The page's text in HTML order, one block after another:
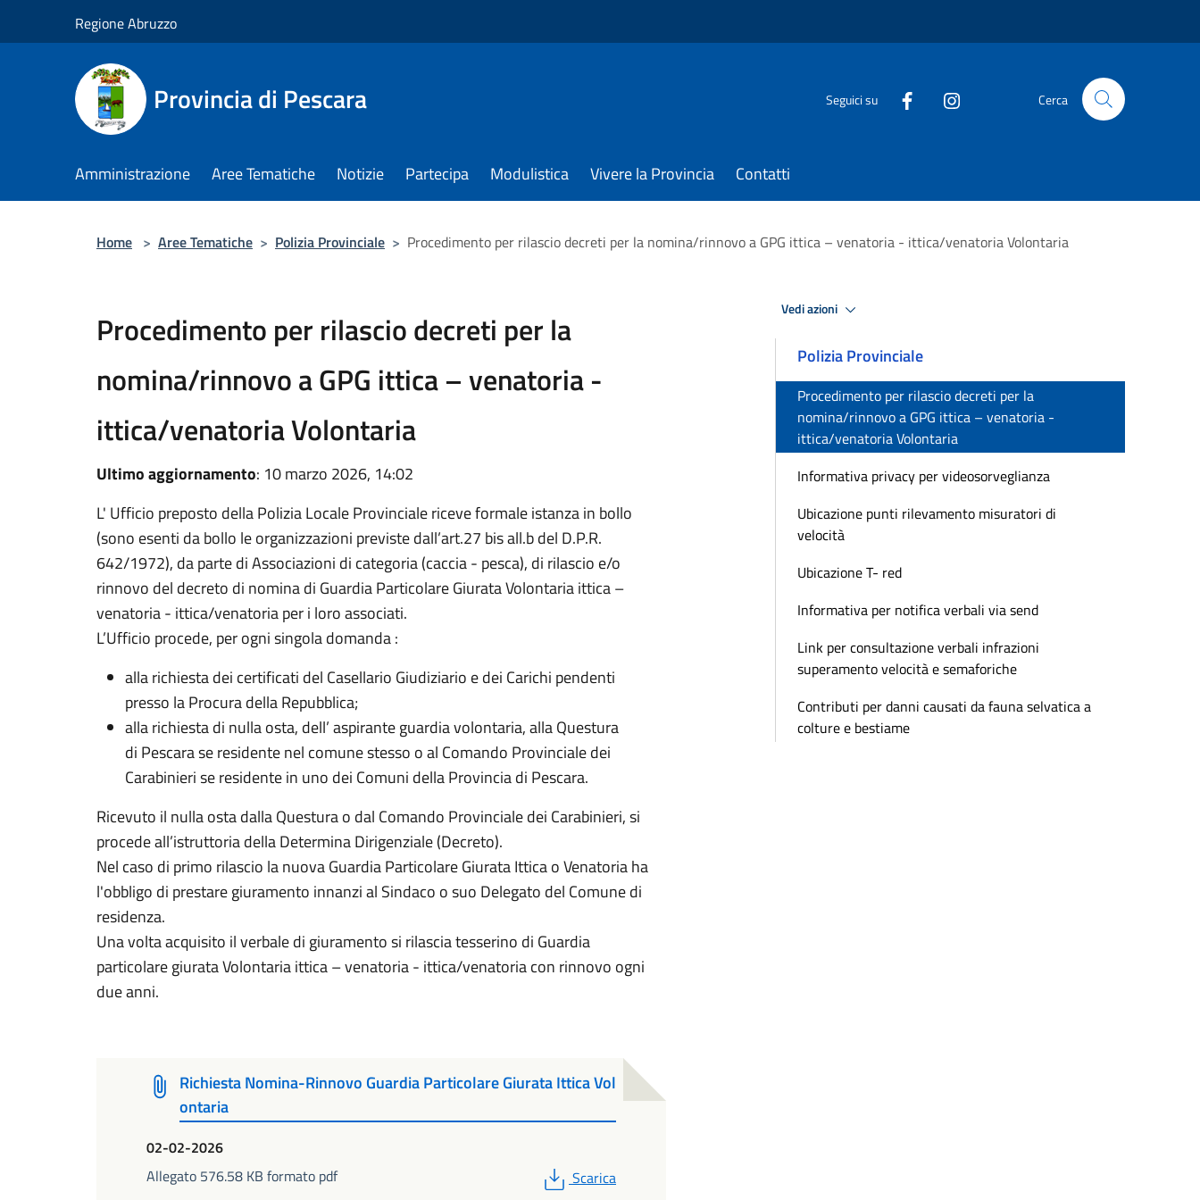
Regione Abruzzo
Provincia di Pescara Seguici su Cerca
Amministrazione Aree Tematiche Notizie Partecipa Modulistica Vivere la Provincia Contatti
Home > Aree Tematiche > Polizia Provinciale > Procedimento per rilascio decreti per la nomina/rinnovo a GPG ittica – venatoria - ittica/venatoria Volontaria
Procedimento per rilascio decreti per la
nomina/rinnovo a GPG ittica – venatoria -
ittica/venatoria Volontaria
Ultimo aggiornamento: 10 marzo 2026, 14:02
L' Ufficio preposto della Polizia Locale Provinciale riceve formale istanza in bollo
(sono esenti da bollo le organizzazioni previste dall’art.27 bis all.b del D.P.R.
642/1972), da parte di Associazioni di categoria (caccia - pesca), di rilascio e/o
rinnovo del decreto di nomina di Guardia Particolare Giurata Volontaria ittica –
venatoria - ittica/venatoria per i loro associati.
L’Ufficio procede, per ogni singola domanda :
alla richiesta dei certificati del Casellario Giudiziario e dei Carichi pendenti
presso la Procura della Repubblica;
alla richiesta di nulla osta, dell’ aspirante guardia volontaria, alla Questura
di Pescara se residente nel comune stesso o al Comando Provinciale dei
Carabinieri se residente in uno dei Comuni della Provincia di Pescara.
Ricevuto il nulla osta dalla Questura o dal Comando Provinciale dei Carabinieri, si
procede all’istruttoria della Determina Dirigenziale (Decreto).
Nel caso di primo rilascio la nuova Guardia Particolare Giurata Ittica o Venatoria ha
l'obbligo di prestare giuramento innanzi al Sindaco o suo Delegato del Comune di
residenza.
Una volta acquisito il verbale di giuramento si rilascia tesserino di Guardia
particolare giurata Volontaria ittica – venatoria - ittica/venatoria con rinnovo ogni
due anni.
Richiesta Nomina-Rinnovo Guardia Particolare Giurata Ittica Vol
ontaria
02-02-2026
Allegato 576.58 KB formato pdf
PDF
Scarica
Vedi azioni
Polizia Provinciale
Procedimento per rilascio decreti per la
nomina/rinnovo a GPG ittica – venatoria -
ittica/venatoria Volontaria
Informativa privacy per videosorveglianza
Ubicazione punti rilevamento misuratori di
velocità
Ubicazione T- red
Informativa per notifica verbali via send
Link per consultazione verbali infrazioni
superamento velocità e semaforiche
Contributi per danni causati da fauna selvatica a
colture e bestiame